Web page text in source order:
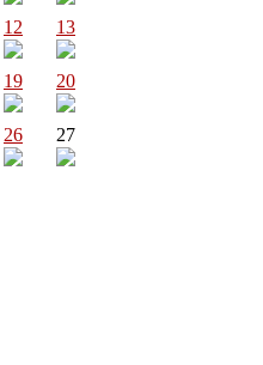
12 13
19 20
26 27